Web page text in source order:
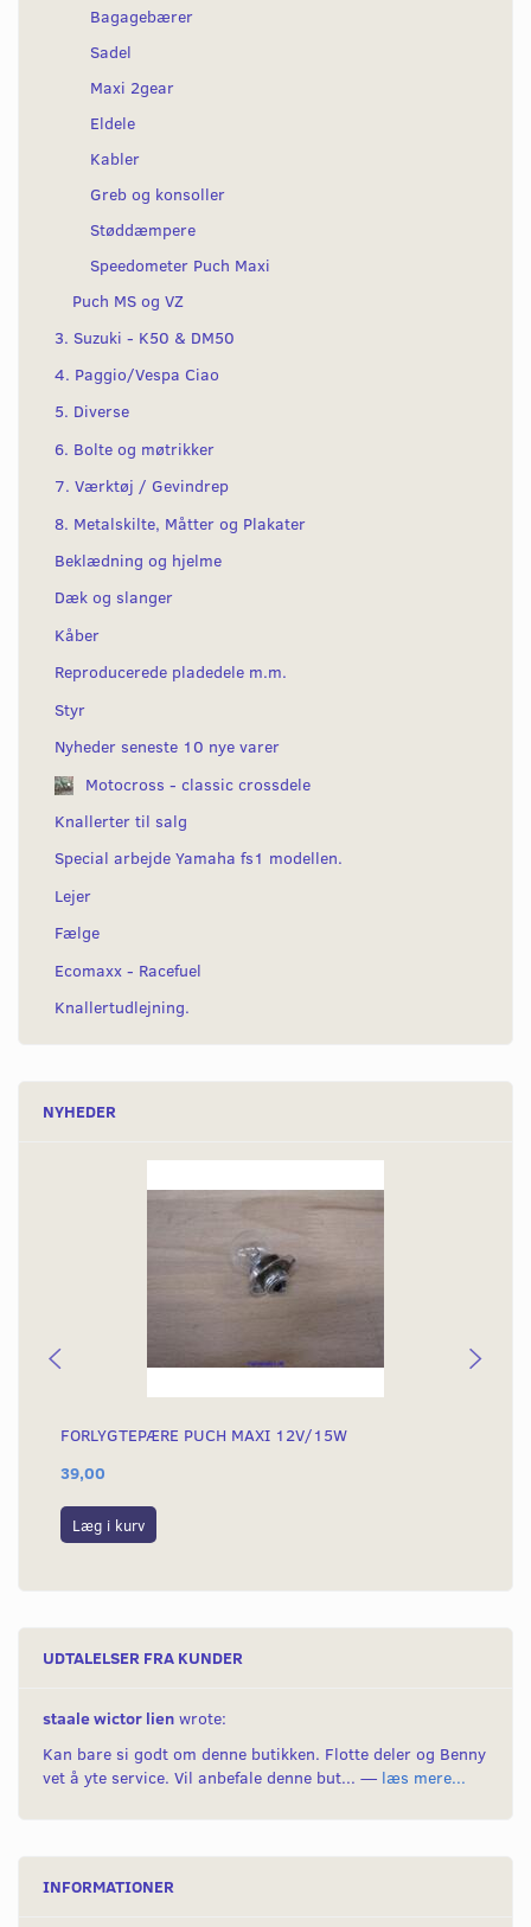
Bagagebærer
Sadel
Maxi 2gear
Eldele
Kabler
Greb og konsoller
Støddæmpere
Speedometer Puch Maxi
Puch MS og VZ
3. Suzuki - K50 & DM50
4. Paggio/Vespa Ciao
5. Diverse
6. Bolte og møtrikker
7. Værktøj / Gevindrep
8. Metalskilte, Måtter og Plakater
Beklædning og hjelme
Dæk og slanger
Kåber
Reproducerede pladedele m.m.
Styr
Nyheder seneste 10 nye varer
Motocross - classic crossdele
Knallerter til salg
Special arbejde Yamaha fs1 modellen.
Lejer
Fælge
Ecomaxx - Racefuel
Knallertudlejning.
NYHEDER
FORLYGTEPÆRE PUCH MAXI 12V/15W
39,00
Læg i kurv
UDTALELSER FRA KUNDER
staale wictor lien wrote:
Kan bare si godt om denne butikken. Flotte deler og Benny
vet å yte service. Vil anbefale denne but... — læs mere...
INFORMATIONER